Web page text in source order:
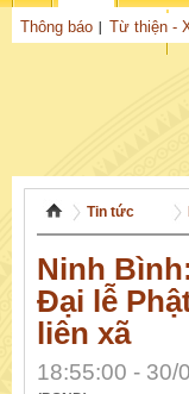
Thông báo Từ thiện -
THỜI ĐẠI
Thứ sáu - 7/08/2026 – 18
Tin tức
Ninh
Đại lễ
liên xã
18:55:00 - 30/